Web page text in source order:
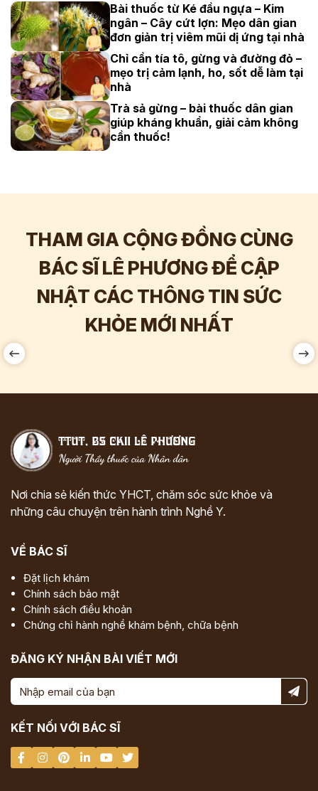
Bài thuốc từ Ké đầu ngựa – Kim
ngân – Cây cứt lợn: Mẹo dân gian
đơn giản trị viêm mũi dị ứng tại nhà
Chỉ cần tía tô, gừng và đường đỏ –
mẹo trị cảm lạnh, ho, sốt dễ làm tại
nhà
Trà sả gừng – bài thuốc dân gian
giúp kháng khuẩn, giải cảm không
cần thuốc!
THAM GIA CỘNG ĐỒNG CÙNG
BÁC SĨ LÊ PHƯƠNG ĐỂ CẬP
NHẬT CÁC THÔNG TIN SỨC
KHỎE MỚI NHẤT
Nơi chia sẻ kiến thức YHCT, chăm sóc sức khỏe và
những câu chuyện trên hành trình Nghề Y.
VỀ BÁC SĨ
Đặt lịch khám
Chính sách bảo mật
Chính sách điều khoản
Chứng chỉ hành nghề khám bệnh, chữa bệnh
ĐĂNG KÝ NHẬN BÀI VIẾT MỚI
KẾT NỐI VỚI BÁC SĨ